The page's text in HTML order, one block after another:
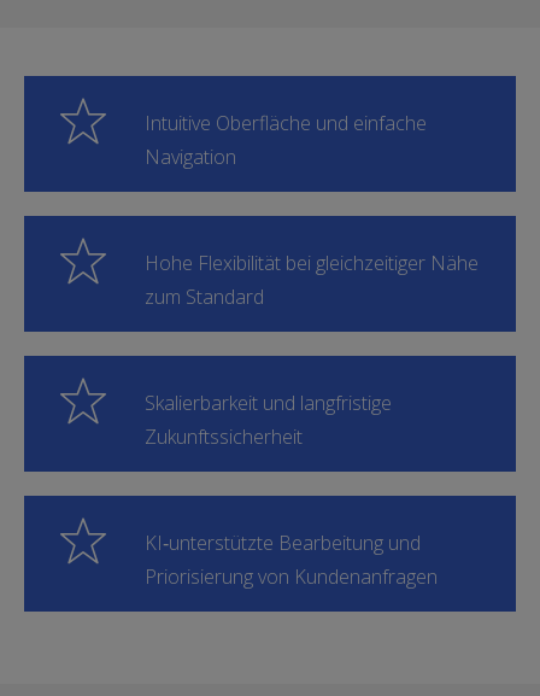
Intuitive Oberfläche und einfache
Navigation
Hohe Flexibilität bei gleichzeitiger Nähe
zum Standard
Skalierbarkeit und langfristige
Zukunftssicherheit
KI‑unterstützte Bearbeitung und
Priorisierung von Kundenanfragen